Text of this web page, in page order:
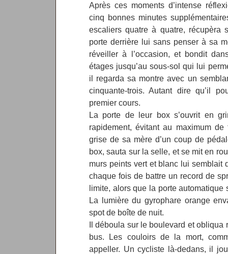
Après ces moments d’intense
cinq bonnes minutes
escaliers quatre à quatre, récupèra
porte derrière lui sans penser à sa
réveiller à l’occasion, et bondit
étages jusqu’au sous-sol qui lui
il regarda sa montre avec un
cinquante-trois. Autant dire qu’il
premier cours.
La porte de leur box s’ouvrit en
rapidement, évitant au maximum
grise de sa mère d’un coup de
box, sauta sur la selle, et se mit en
murs peints vert et blanc lui semblait
chaque fois de battre un record de
limite, alors que la porte automatique
La lumière du gyrophare orange
spot de boîte de nuit.
Il déboula sur le boulevard et obliqua
bus. Les couloirs de la mort,
appeller. Un cycliste là-dedans, il